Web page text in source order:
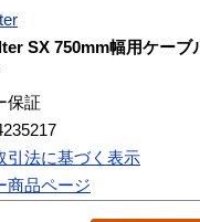
SX 750mm幅用ケーブ
保証
引法に基づく表示
商品ページ